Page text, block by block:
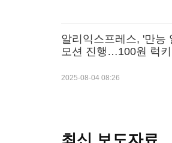
알리익스프레스, '만능
모션 진행…100원 럭
2025-08-04 08:26
최신 보도자료